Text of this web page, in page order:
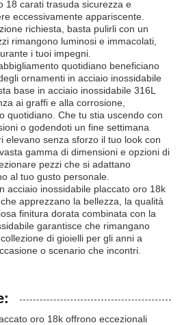
18 carati trasuda sicurezza e
eccessivamente appariscente.
richiesta, basta pulirli con un
rimangono luminosi e immacolati,
i tuoi impegni.
quotidiano beneficiano
ornamenti in acciaio inossidabile
base in acciaio inossidabile 316L
ai graffi e alla corrosione,
quotidiano. Che tu stia uscendo con
o godendoti un fine settimana
elevano senza sforzo il tuo look con
gamma di dimensioni e opzioni di
pezzi che si adattano
al tuo gusto personale.
acciaio inossidabile placcato oro 18k
apprezzano la bellezza, la qualità
finitura dorata combinata con la
garantisce che rimangano
di gioielli per gli anni a
o scenario che incontri.
oro 18k offrono eccezionali